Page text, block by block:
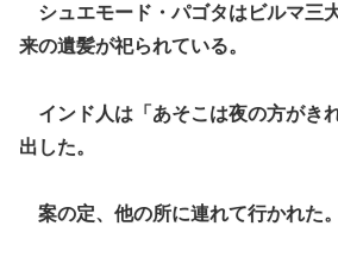
シュエモード・パゴタはビルマ三
来の遺髪が祀られている。
インド人は「あそこは夜の方がき
出した。
案の定、他の所に連れて行かれた。